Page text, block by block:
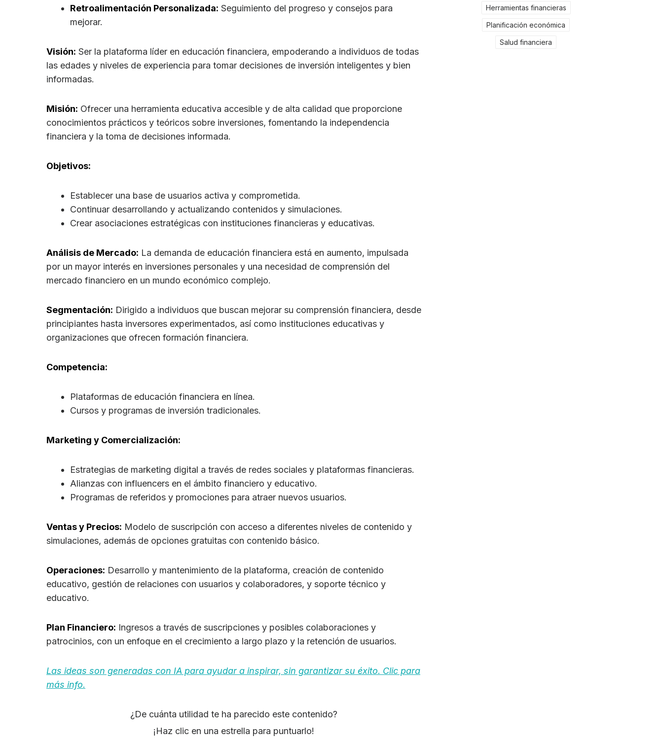
Retroalimentación Personalizada: Seguimiento del progreso y consejos para
mejorar.
Visión: Ser la plataforma líder en educación financiera, empoderando a individuos de todas
las edades y niveles de experiencia para tomar decisiones de inversión inteligentes y bien
informadas.
Misión: Ofrecer una herramienta educativa accesible y de alta calidad que proporcione
conocimientos prácticos y teóricos sobre inversiones, fomentando la independencia
financiera y la toma de decisiones informada.
Objetivos:
Establecer una base de usuarios activa y comprometida.
Continuar desarrollando y actualizando contenidos y simulaciones.
Crear asociaciones estratégicas con instituciones financieras y educativas.
Análisis de Mercado: La demanda de educación financiera está en aumento, impulsada
por un mayor interés en inversiones personales y una necesidad de comprensión del
mercado financiero en un mundo económico complejo.
Segmentación: Dirigido a individuos que buscan mejorar su comprensión financiera, desde
principiantes hasta inversores experimentados, así como instituciones educativas y
organizaciones que ofrecen formación financiera.
Competencia:
Plataformas de educación financiera en línea.
Cursos y programas de inversión tradicionales.
Marketing y Comercialización:
Estrategias de marketing digital a través de redes sociales y plataformas financieras.
Alianzas con influencers en el ámbito financiero y educativo.
Programas de referidos y promociones para atraer nuevos usuarios.
Ventas y Precios: Modelo de suscripción con acceso a diferentes niveles de contenido y
simulaciones, además de opciones gratuitas con contenido básico.
Operaciones: Desarrollo y mantenimiento de la plataforma, creación de contenido
educativo, gestión de relaciones con usuarios y colaboradores, y soporte técnico y
educativo.
Plan Financiero: Ingresos a través de suscripciones y posibles colaboraciones y
patrocinios, con un enfoque en el crecimiento a largo plazo y la retención de usuarios.
Las ideas son generadas con IA para ayudar a inspirar, sin garantizar su éxito. Clic para
más info.
¿De cuánta utilidad te ha parecido este contenido?
¡Haz clic en una estrella para puntuarlo!
Herramientas financieras
Planificación económica
Salud financiera